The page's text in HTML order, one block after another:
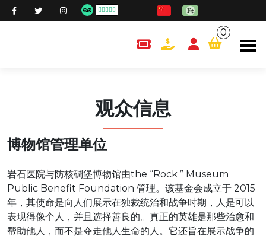
content.cart
0
观众信息
博物馆管理单位
岩石医院与防核碉堡博物馆由the “Rock ” Museum
Public Benefit Foundation 管理。该基金会成立于 2015
年，其使命是向人们展示在独裁统治和战争时期，人是可以
表现得像个人，并且选择善良的。真正的英雄是那些治愈和
帮助他人，而不是夺走他人生命的人。它还旨在展示战争的